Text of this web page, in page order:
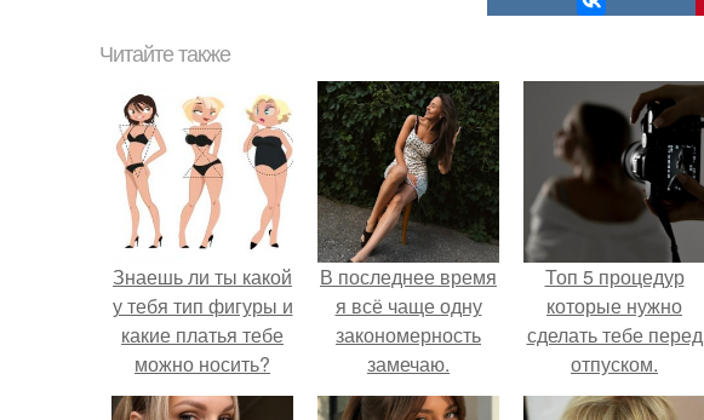
Читайте также
Знаешь ли ты какой
у тебя тип фигуры и
какие платья тебе
можно носить?
В последнее время
я всё чаще одну
закономерность
замечаю.
Топ 5 процедур
которые нужно
сделать тебе перед
отпуском.